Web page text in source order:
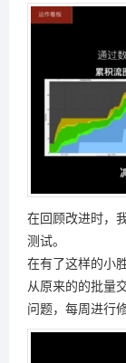
在回顾改进时，
测试。
在有了这样的小
从原来的的批量
问题，每周进行修